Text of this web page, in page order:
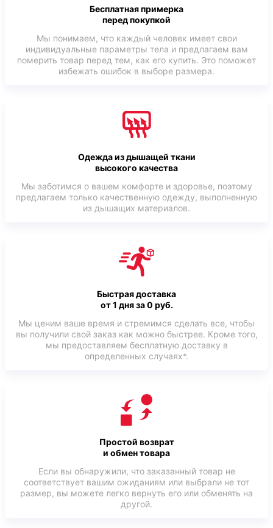
Бесплатная примерка
перед покупкой
Мы понимаем, что каждый человек имеет свои
индивидуальные параметры тела и предлагаем вам
померить товар перед тем, как его купить. Это поможет
избежать ошибок в выборе размера.
Одежда из дышащей ткани
высокого качества
Мы заботимся о вашем комфорте и здоровье, поэтому
предлагаем только качественную одежду, выполненную
из дышащих материалов.
Быстрая доставка
от 1 дня за 0 руб.
Мы ценим ваше время и стремимся сделать все, чтобы
вы получили свой заказ как можно быстрее. Кроме того,
мы предоставляем бесплатную доставку в
определенных случаях*.
Простой возврат
и обмен товара
Если вы обнаружили, что заказанный товар не
соответствует вашим ожиданиям или выбрали не тот
размер, вы можете легко вернуть его или обменять на
другой.